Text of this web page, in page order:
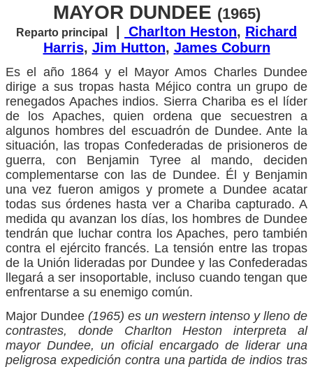
MAYOR DUNDEE (1965)
Reparto principal Charlton Heston, Richard
Harris, Jim Hutton, James Coburn
Es el año 1864 y el Mayor Amos Charles Dundee
dirige a sus tropas hasta Méjico contra un grupo de
renegados Apaches indios. Sierra Chariba es el líder
de los Apaches, quien ordena que secuestren a
algunos hombres del escuadrón de Dundee. Ante la
situación, las tropas Confederadas de prisioneros de
guerra, con Benjamin Tyree al mando, deciden
complementarse con las de Dundee. Él y Benjamin
una vez fueron amigos y promete a Dundee acatar
todas sus órdenes hasta ver a Chariba capturado. A
medida qu avanzan los días, los hombres de Dundee
tendrán que luchar contra los Apaches, pero también
contra el ejército francés. La tensión entre las tropas
de la Unión lideradas por Dundee y las Confederadas
llegará a ser insoportable, incluso cuando tengan que
enfrentarse a su enemigo común.
Major Dundee (1965) es un western intenso y lleno de
contrastes, donde Charlton Heston interpreta al
mayor Dundee, un oficial encargado de liderar una
peligrosa expedición contra una partida de indios tras